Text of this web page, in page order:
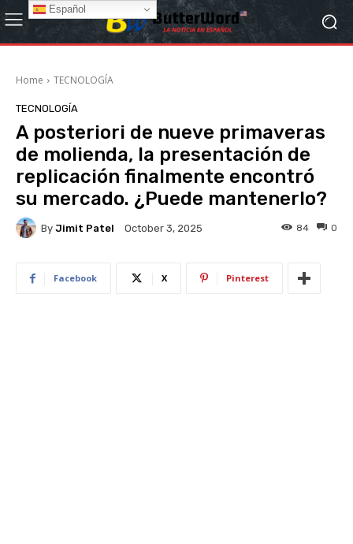
Home TECNOLOGÍA
TECNOLOGÍA
A posteriori de nueve primaveras
de molienda, la presentación de
replicación finalmente encontró
su mercado. ¿Puede mantenerlo?
By Jimit Patel October 3, 2025 0
84
Facebook X Pinterest
Español